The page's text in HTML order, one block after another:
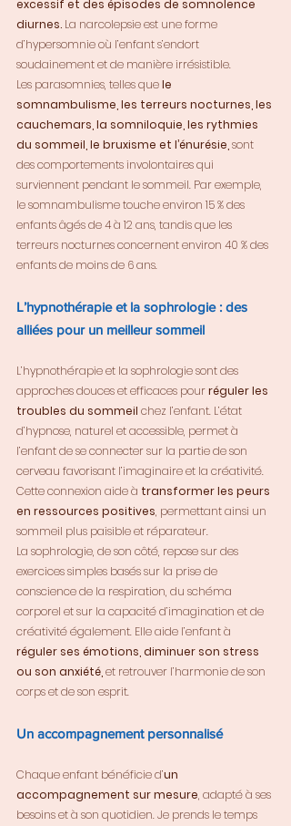
excessif et des épisodes de somnolence
diurnes. La narcolepsie est une forme
d’hypersomnie où l’enfant s’endort
soudainement et de manière irrésistible.
Les parasomnies, telles que le
somnambulisme, les terreurs nocturnes, les
cauchemars, la somniloquie, les rythmies
du sommeil, le bruxisme et l’énurésie, sont
des comportements involontaires qui
surviennent pendant le sommeil. Par exemple,
le somnambulisme touche environ 15 % des
enfants âgés de 4 à 12 ans, tandis que les
terreurs nocturnes concernent environ 40 % des
enfants de moins de 6 ans.
L’hypnothérapie et la sophrologie : des
alliées pour un meilleur sommeil
L’hypnothérapie et la sophrologie sont des
approches douces et efficaces pour réguler les
troubles du sommeil chez l’enfant. L’état
d’hypnose, naturel et accessible, permet à
l’enfant de se connecter sur la partie de son
cerveau favorisant l’imaginaire et la créativité.
Cette connexion aide à transformer les peurs
en ressources positives, permettant ainsi un
sommeil plus paisible et réparateur.
La sophrologie, de son côté, repose sur des
exercices simples basés sur la prise de
conscience de la respiration, du schéma
corporel et sur la capacité d’imagination et de
créativité également. Elle aide l’enfant à
réguler ses émotions, diminuer son stress
ou son anxiété, et retrouver l’harmonie de son
corps et de son esprit.
Un accompagnement personnalisé
Chaque enfant bénéficie d’un
accompagnement sur mesure, adapté à ses
besoins et à son quotidien. Je prends le temps